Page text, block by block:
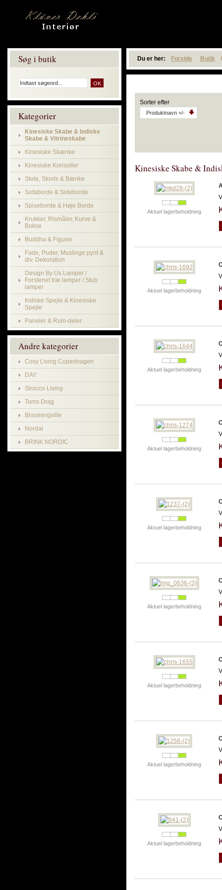
Søg i butik
Kategorier
Kinesiske Skabe & Indiske
Skabe & Vitrineskabe
Kinesiske Skænke
Kinesiske Konsoller
Stole, Stools & Bænke
Sofaborde & Sideborde
Spiseborde & Høje Borde
Krukker, Rismåler, Kurve &
Bokse
Buddha & Figurer
Fade, Puder, Muslinge pynt &
div. Dekoration
Design By Us Lamper /
Forstenet træ lamper / Stub
lamper
Indiske Spejle & Kinesiske
Spejle
Paneler & Rum-deler
Andre kategorier
Cosy Living Copenhagen
DAY
Sirocco Living
Toms Drag
Bloomingville
Nordal
BRINK NORDIC
Du er her: Forside Butik
Sorter efter
Produktnavn +/-
Kinesiske Skabe &
Aktuel lagerbeholdning
Aktuel lagerbeholdning
Aktuel lagerbeholdning
Aktuel lagerbeholdning
Aktuel lagerbeholdning
Aktuel lagerbeholdning
Aktuel lagerbeholdning
Aktuel lagerbeholdning
Aktuel lagerbeholdning